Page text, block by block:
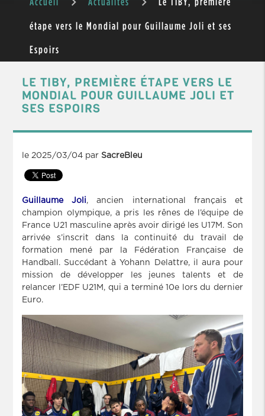
étape vers le Mondial pour Guillaume Joli et ses
Espoirs
LE TIBY, PREMIÈRE ÉTAPE VERS LE
MONDIAL POUR GUILLAUME JOLI ET
SES ESPOIRS
le2025/03/04 par SacreBleu
Guillaume Joli, ancien international français et
champion olympique, a pris les rênes de l’équipe de
France U21 masculine après avoir dirigé les U17M. Son
arrivée s’inscrit dans la continuité du travail de
formation mené par la Fédération Française de
Handball. Succédant à Yohann Delattre, il aura pour
mission de développer les jeunes talents et de
relancer l’EDF U21M, qui a terminé 10e lors du dernier
Euro.